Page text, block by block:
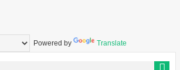
Powered by Translate